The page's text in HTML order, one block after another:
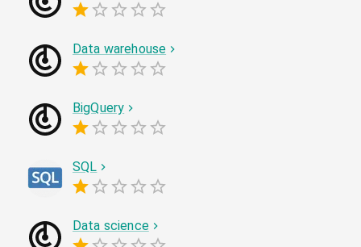
Data warehouse
BigQuery
SQL
Data science